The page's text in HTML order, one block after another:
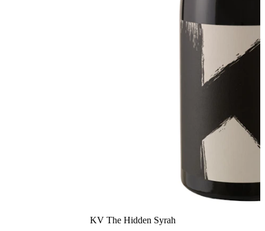
KV The Hidden Syrah